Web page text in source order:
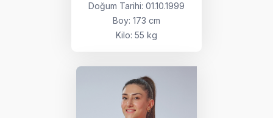
Doğum Tarihi: 01.10.1999
Boy: 173 cm
Kilo: 55 kg